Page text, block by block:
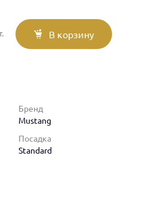
В корзину
Бренд
Mustang
Посадка
Standard